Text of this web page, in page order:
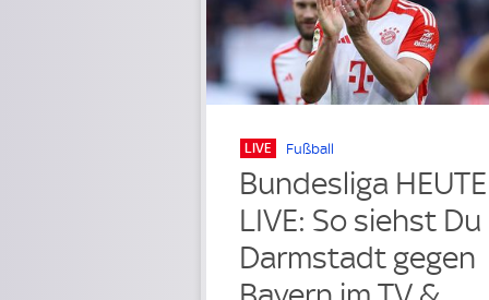
LIVE Fußball
Bundesliga HEUTE
LIVE: So siehst Du
Darmstadt gegen